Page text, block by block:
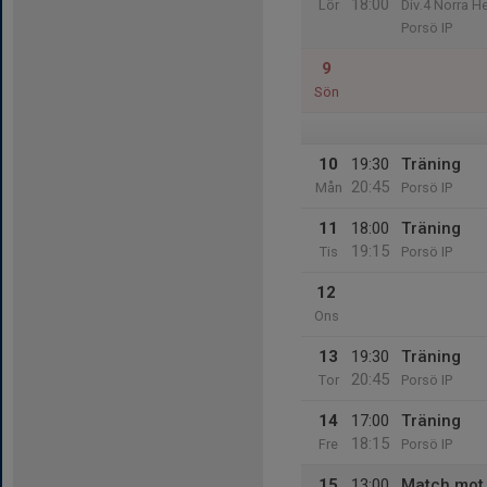
Lör
18:00
Div.4 Norra
Porsö IP
9
Sön
10
Mån
19:30
20:45
Träning
Porsö IP
11
Tis
18:00
19:15
Träning
Porsö IP
12
Ons
13
Tor
19:30
20:45
Träning
Porsö IP
14
Fre
17:00
18:15
Träning
Porsö IP